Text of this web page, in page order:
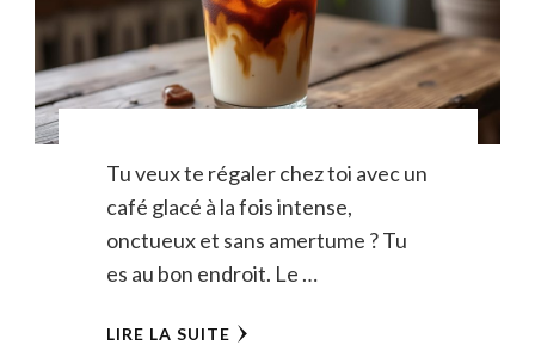
Tu veux te régaler chez toi avec un
café glacé à la fois intense,
onctueux et sans amertume ? Tu
es au bon endroit. Le …
LIRE LA SUITE